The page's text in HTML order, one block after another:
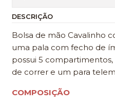
DESCRIÇÃO
Bolsa de mão Cavalinho
uma pala com fecho de
possui 5 compartimentos,
de correr e um para
COMPOSIÇÃO